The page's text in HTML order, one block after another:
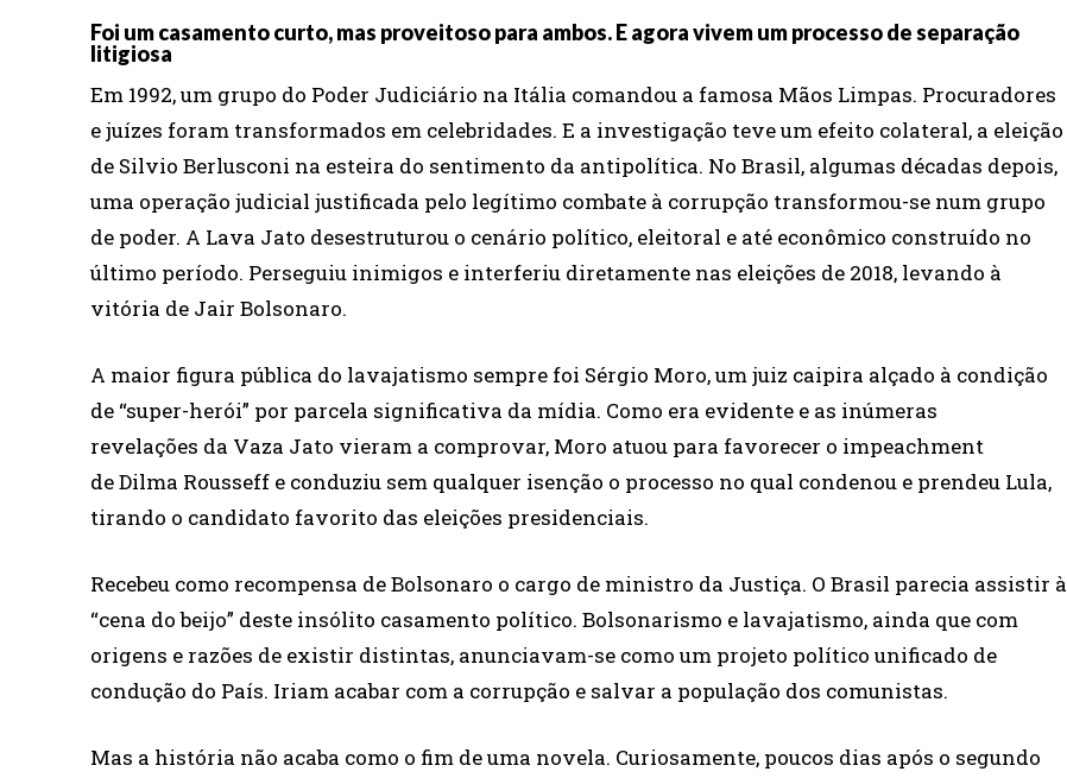
Foi um casamento curto, mas proveitoso para ambos. E agora vivem um processo de separação
litigiosa
Em 1992, um grupo do Poder Judiciário na Itália comandou a famosa Mãos Limpas. Procuradores
e juízes foram transformados em celebridades. E a investigação teve um efeito colateral, a eleição
de Silvio Berlusconi na esteira do sentimento da antipolítica. No Brasil, algumas décadas depois,
uma operação judicial justificada pelo legítimo combate à corrupção transformou-se num grupo
de poder. A Lava Jato desestruturou o cenário político, eleitoral e até econômico construído no
último período. Perseguiu inimigos e interferiu diretamente nas eleições de 2018, levando à
vitória de Jair Bolsonaro.
A maior figura pública do lavajatismo sempre foi Sérgio Moro, um juiz caipira alçado à condição
de “super-herói” por parcela significativa da mídia. Como era evidente e as inúmeras
revelações da Vaza Jato vieram a comprovar, Moro atuou para favorecer o impeachment
de Dilma Rousseff e conduziu sem qualquer isenção o processo no qual condenou e prendeu Lula,
tirando o candidato favorito das eleições presidenciais.
Recebeu como recompensa de Bolsonaro o cargo de ministro da Justiça. O Brasil parecia assistir à
“cena do beijo” deste insólito casamento político. Bolsonarismo e lavajatismo, ainda que com
origens e razões de existir distintas, anunciavam-se como um projeto político unificado de
condução do País. Iriam acabar com a corrupção e salvar a população dos comunistas.
Mas a história não acaba como o fim de uma novela. Curiosamente, poucos dias após o segundo